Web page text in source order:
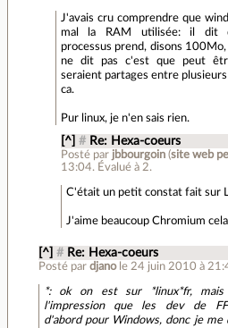
J'avais cru comprendre que
mal la RAM utilisée: il dit
processus prend, disons 100Mo,
ne dit pas c'est que peut
seraient partages entre
ca.
Pur linux, je n'en sais rien.
[^] # Re: Hexa-coeurs
Posté par jbbourgoin (site web
13:04. Évalué à2.
C'était un petit constat fait sur
J'aime beaucoup Chromium
[^] # Re: Hexa-coeurs
Posté par djano le 24 juin 2010 à
*: ok on est sur *linux*fr, mais
l'impression que les dev de
d'abord pour Windows, donc je me